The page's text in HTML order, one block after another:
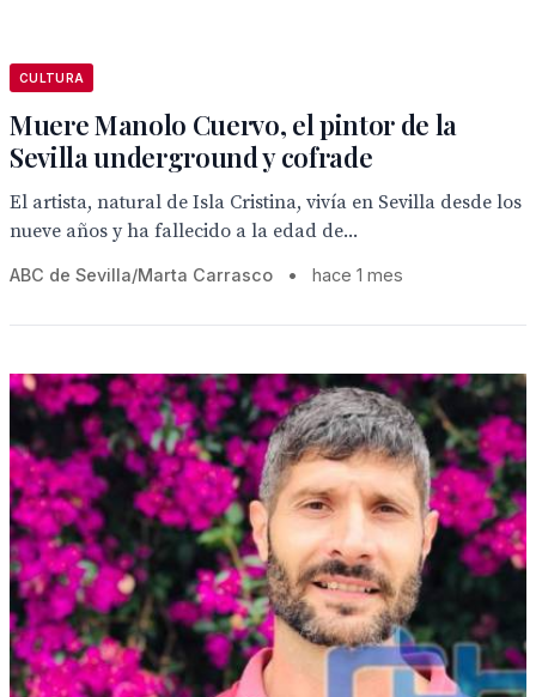
CULTURA
Muere Manolo Cuervo, el pintor de la
Sevilla underground y cofrade
El artista, natural de Isla Cristina, vivía en Sevilla desde los
nueve años y ha fallecido a la edad de...
ABC de Sevilla/Marta Carrasco • hace 1 mes